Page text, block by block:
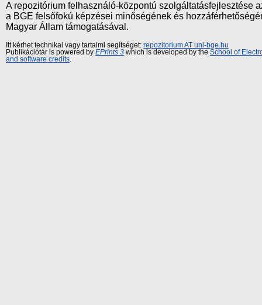
A repozitórium felhasználó-központú szolgáltatásfejlesztése
a BGE felsőfokú képzései minőségének és
Magyar Állam támogatásával.
Itt kérhet technikai vagy tartalmi segítséget: repozitorium AT uni-bge.hu
Publikációtár is powered by EPrints 3 which is developed by the School of
and software credits